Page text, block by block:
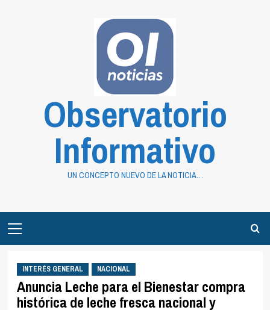
Observatorio
Informativo
UN CONCEPTO NUEVO DE LA NOTICIA…
Menu
INTERÉS GENERAL NACIONAL
Anuncia Leche para el Bienestar compra
histórica de leche fresca nacional y